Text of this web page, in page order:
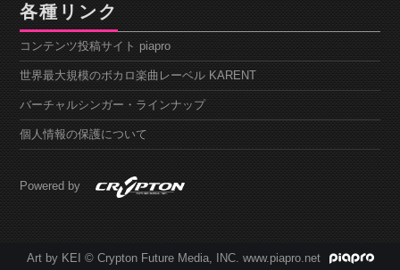
各種リンク
コンテンツ投稿サイト piapro
世界最大規模のボカロ楽曲レーベル KARENT
バーチャルシンガー・ラインナップ
個人情報の保護について
Powered by
Art by KEI © Crypton Future Media, INC. www.piapro.net